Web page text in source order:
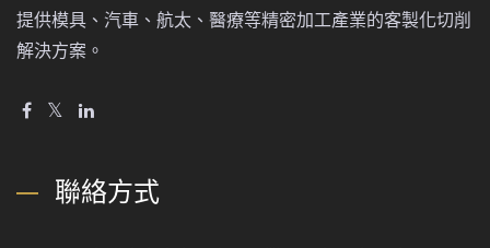
提供模具、汽車、航太、醫療等精密加工產業的客製化切削
解決方案。
聯絡方式